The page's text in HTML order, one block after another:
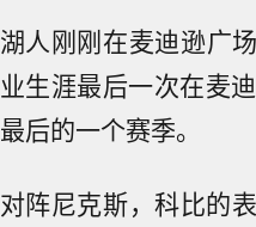
湖人刚刚在麦迪逊广
业生涯最后一次在麦
最后的一个赛季。
对阵尼克斯，科比的